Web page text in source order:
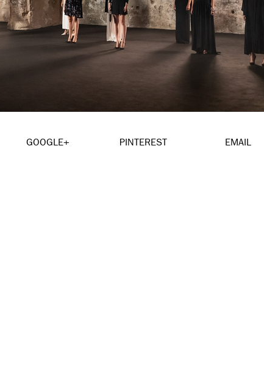
GOOGLE+ PINTEREST EMAIL